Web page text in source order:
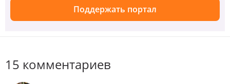
Поддержать портал
15 комментариев